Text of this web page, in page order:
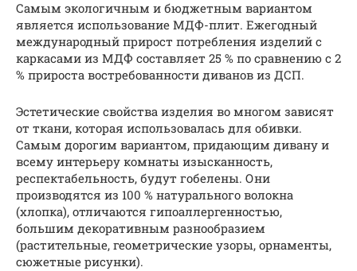
Самым экологичным и бюджетным вариантом
является использование МДФ-плит. Ежегодный
международный прирост потребления изделий с
каркасами из МДФ составляет 25 % по сравнению с 2
% прироста востребованности диванов из ДСП.
Эстетические свойства изделия во многом зависят
от ткани, которая использовалась для обивки.
Самым дорогим вариантом, придающим дивану и
всему интерьеру комнаты изысканность,
респектабельность, будут гобелены. Они
производятся из 100 % натурального волокна
(хлопка), отличаются гипоаллергенностью,
большим декоративным разнообразием
(растительные, геометрические узоры, орнаменты,
сюжетные рисунки).